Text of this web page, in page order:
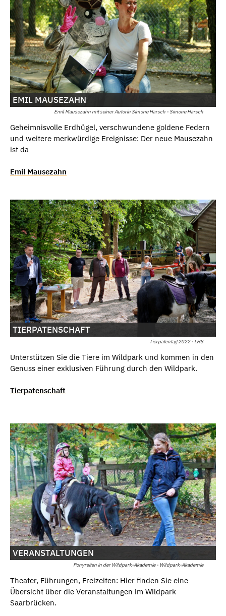
Emil Mausezahn mit seiner Autorin Simone Harsch - Simone Harsch
EMIL MAUSEZAHN
Geheimnisvolle Erdhügel, verschwundene goldene Federn
und weitere merkwürdige Ereignisse: Der neue Mausezahn
ist da
Emil Mausezahn
Tierpatentag 2022 - LHS
TIERPATENSCHAFT
Unterstützen Sie die Tiere im Wildpark und kommen in den
Genuss einer exklusiven Führung durch den Wildpark.
Tierpatenschaft
Ponyreiten in der Wildpark-Akademie - Wildpark-Akademie
VERANSTALTUNGEN
Theater, Führungen, Freizeiten: Hier finden Sie eine
Übersicht über die Veranstaltungen im Wildpark
Saarbrücken.